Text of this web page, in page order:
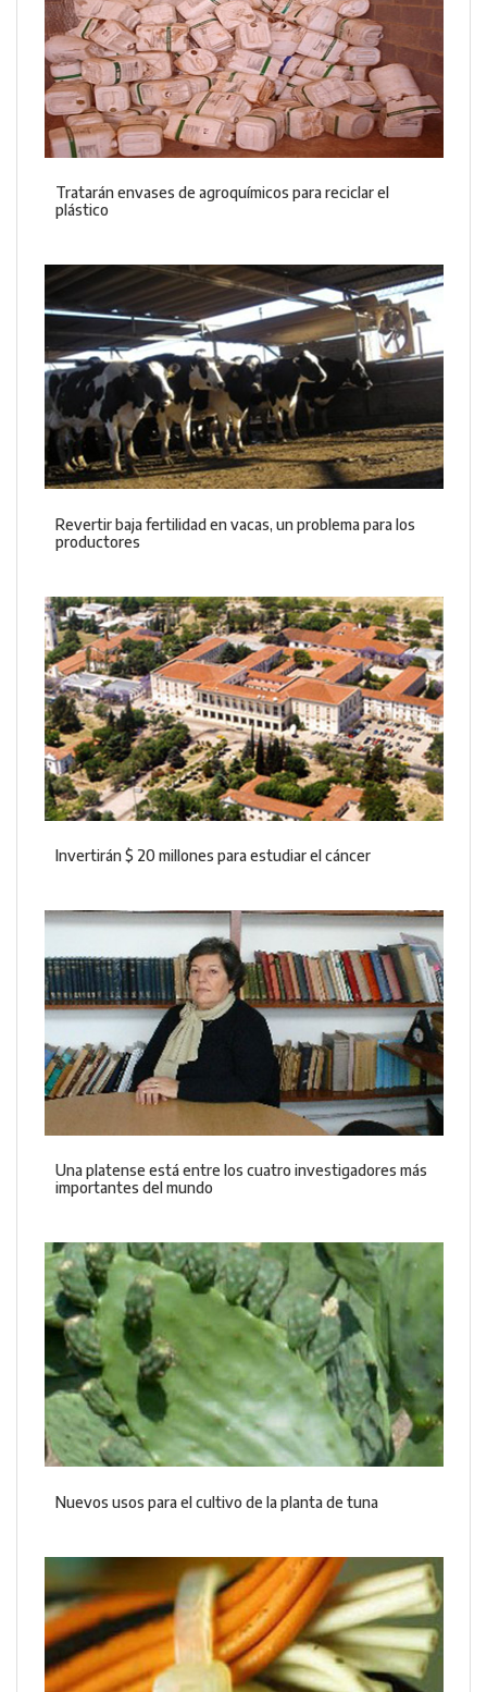
Tratarán envases de agroquímicos para reciclar el
plástico
Revertir baja fertilidad en vacas, un problema para los
productores
Invertirán $ 20 millones para estudiar el cáncer
Una platense está entre los cuatro investigadores más
importantes del mundo
Nuevos usos para el cultivo de la planta de tuna